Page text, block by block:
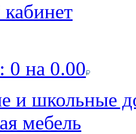
0 на 0.00
и школьные
мебель